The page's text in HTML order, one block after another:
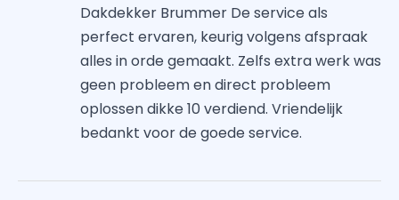
Dakdekker Brummer De service als
perfect ervaren, keurig volgens afspraak
alles in orde gemaakt. Zelfs extra werk was
geen probleem en direct probleem
oplossen dikke 10 verdiend. Vriendelijk
bedankt voor de goede service.